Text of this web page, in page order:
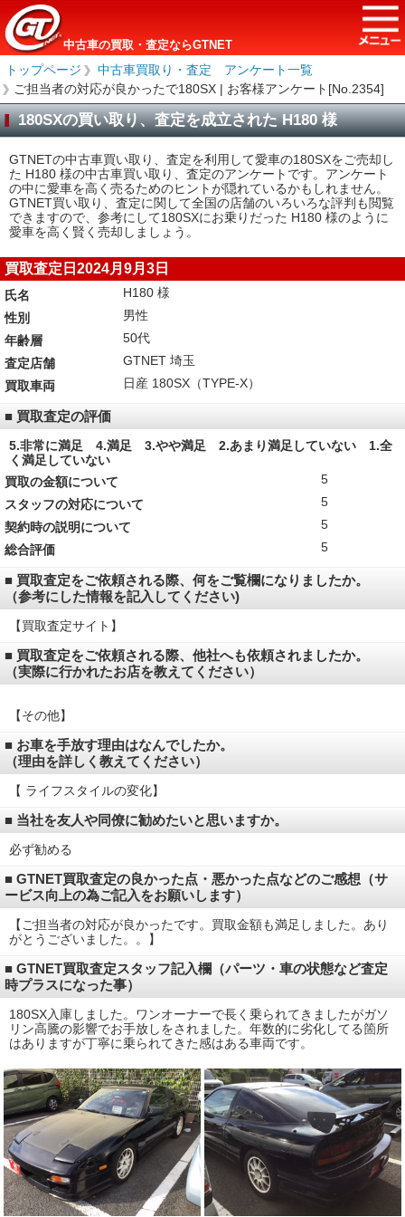
中古車の買取・査定ならGTNET
トップページ ＞
中古車買取り・査定 アンケート一覧
＞
ご担当者の対応が良かったで180SX | お客様アンケート[No.2354]
180SXの買い取り、査定を成立された H180 様
GTNETの中古車買い取り、査定を利用して愛車の180SXをご売却し
た H180 様の中古車買い取り、査定のアンケートです。アンケート
の中に愛車を高く売るためのヒントが隠れているかもしれません。
GTNET買い取り、査定に関して全国の店舗のいろいろな評判も閲覧
できますので、参考にして180SXにお乗りだった H180 様のように
愛車を高く賢く売却しましょう。
買取査定日2024月9月3日
氏名
H180 様
性別
男性
年齢層
50代
査定店舗
GTNET 埼玉
買取車両
日産 180SX（TYPE-X）
■ 買取査定の評価
5.非常に満足 4.満足 3.やや満足 2.あまり満足していない 1.全
く満足していない
買取の金額について
5
スタッフの対応について
5
契約時の説明について
5
総合評価
5
■ 買取査定をご依頼される際、何をご覧欄になりましたか。
（参考にした情報を記入してください)
【買取査定サイト】
■ 買取査定をご依頼される際、他社へも依頼されましたか。
（実際に行かれたお店を教えてください）
【その他】
■ お車を手放す理由はなんでしたか。
（理由を詳しく教えてください）
【 ライフスタイルの変化】
■ 当社を友人や同僚に勧めたいと思いますか。
必ず勧める
■ GTNET買取査定の良かった点・悪かった点などのご感想（サ
ービス向上の為ご記入をお願いします）
【ご担当者の対応が良かったです。買取金額も満足しました。あり
がとうございました。。】
■ GTNET買取査定スタッフ記入欄（パーツ・車の状態など査定
時プラスになった事）
180SX入庫しました。ワンオーナーで長く乗られてきましたがガソ
リン高騰の影響でお手放しをされました。年数的に劣化してる箇所
はありますが丁寧に乗られてきた感はある車両です。